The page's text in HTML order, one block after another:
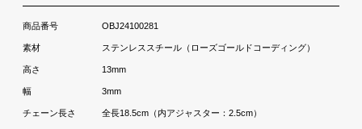
OBJ24100281
ステンレススチール（ローズゴールドコーディング）
13mm
3mm
全長18.5cm（内アジャスター：2.5cm）